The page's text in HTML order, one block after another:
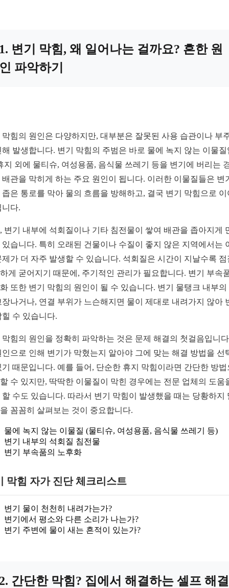
변기 막힘, 왜 일어나는 걸까요? 흔한 원
파악하기
막힘의 원인은 다양하지만, 대부분은 잘못된 사용 습관이나 부
해 발생합니다. 변기 막힘의 주범은 바로 물에 녹지 않는 이물질
지 외에 물티슈, 여성용품, 음식물 쓰레기 등을 변기에 버리는
배관을 막히게 하는 주요 원인이 됩니다. 이러한 이물질들은 변
좁은 통로를 막아 물의 흐름을 방해하고, 결국 변기 막힘으로 이
니다.
변기 내부에 석회질이나 기타 침전물이 쌓여 배관을 좁아지게
있습니다. 특히 오래된 건물이나 수질이 좋지 않은 지역에서는
제가 더 자주 발생할 수 있습니다. 석회질은 시간이 지날수록 점
게 굳어지기 때문에, 주기적인 관리가 필요합니다. 변기 부속
또한 변기 막힘의 원인이 될 수 있습니다. 변기 물탱크 내부의
장나거나, 연결 부위가 느슨해지면 물이 제대로 내려가지 않아
힐 수 있습니다.
막힘의 원인을 정확히 파악하는 것은 문제 해결의 첫걸음입니
인으로 인해 변기가 막혔는지 알아야 그에 맞는 해결 방법을 선
기 때문입니다. 예를 들어, 단순한 휴지 막힘이라면 간단한 방법
수 있지만, 딱딱한 이물질이 막힌 경우에는 전문 업체의 도움
할 수도 있습니다. 따라서 변기 막힘이 발생했을 때는 당황하지
꼼꼼히 살펴보는 것이 중요합니다.
물에 녹지 않는 이물질 (물티슈, 여성용품, 음식물 쓰레기 등)
변기 내부의 석회질 침전물
변기 부속품의 노후화
막힘 자가 진단 체크리스트
변기 물이 천천히 내려가는가?
변기에서 평소와 다른 소리가 나는가?
변기 주변에 물이 새는 흔적이 있는가?
간단한 막힘? 집에서 해결하는 셀프 해결